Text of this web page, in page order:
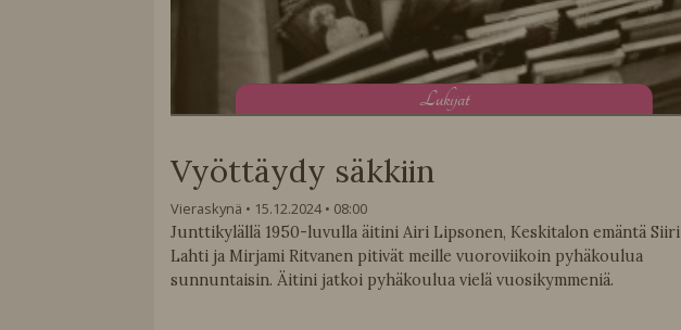
Lukijat
Vyöttäydy säkkiin
Vieraskynä 15.12.2024
08:00
Junttikylällä 1950-luvulla äitini Airi Lipsonen, Keskitalon emäntä Siiri
Lahti ja Mirjami Ritvanen pitivät meille vuoroviikoin pyhäkoulua
sunnuntaisin. Äitini jatkoi pyhäkoulua vielä vuosikymmeniä.